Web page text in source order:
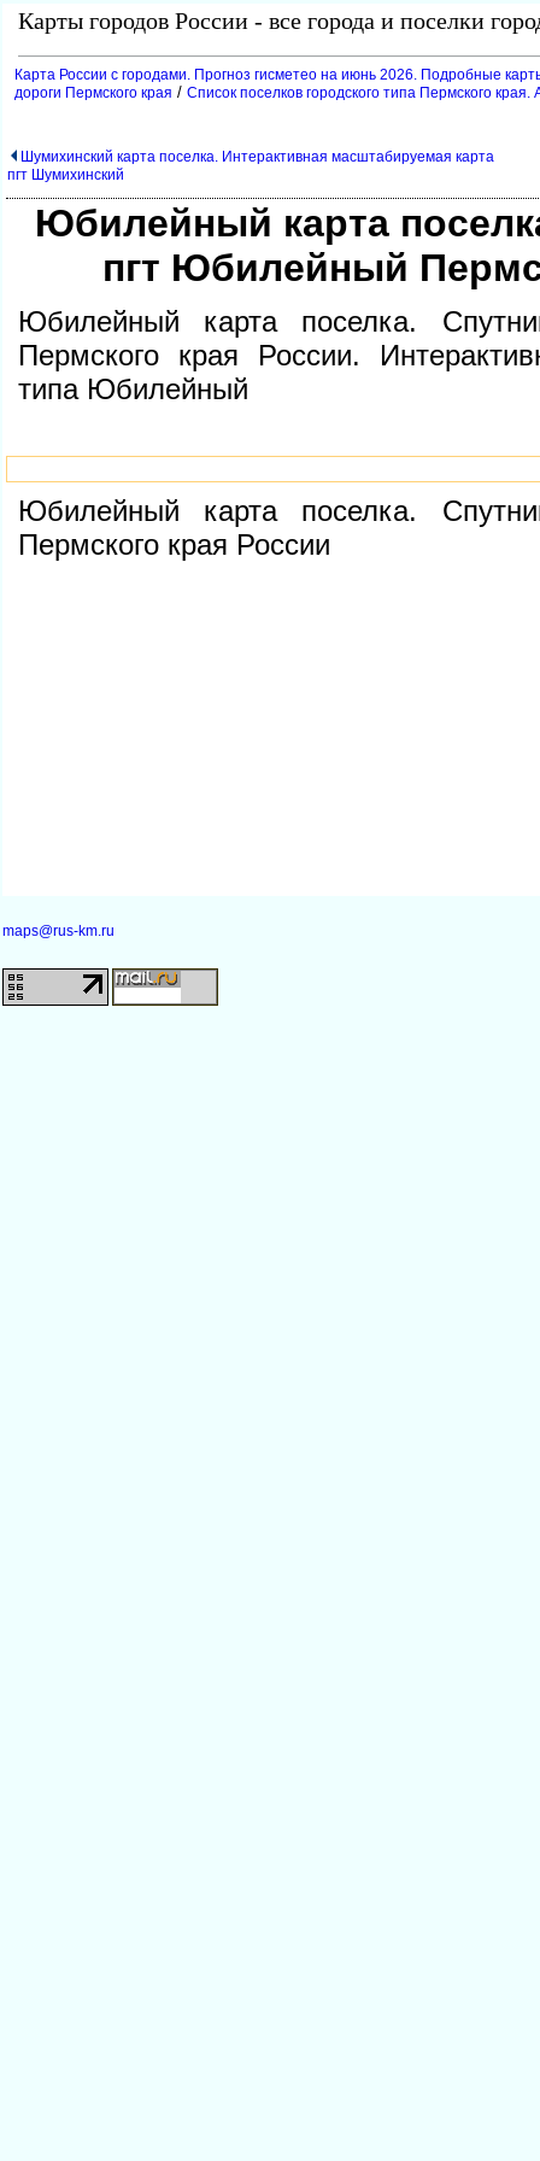
Карты городов России - все города и поселки
Карта России с городами. Прогноз гисметео на июнь 2026. Подробные
дороги Пермского края / Список поселков городского типа Пермского
Шумихинский карта поселка. Интерактивная масштабируемая карта
пгт Шумихинский
Юбилейный карта
пгт Юбилейный
Юбилейный карта поселка.
Пермского края России.
типа Юбилейный
Юбилейный карта поселка.
Пермского края России
maps@rus-km.ru